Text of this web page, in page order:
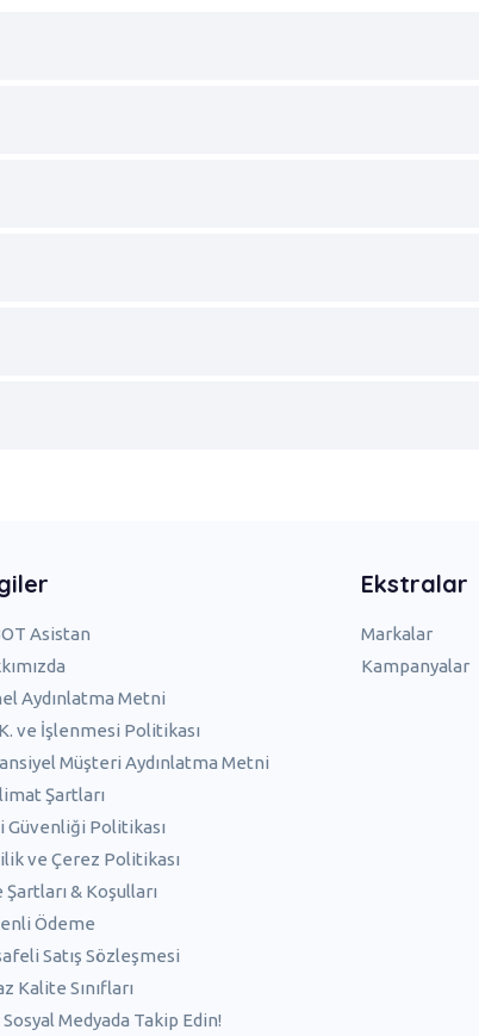
Asistan
Aydınlatma Metni
ve İşlenmesi Politikası
Müşteri Aydınlatma Metni
Şartları
Güvenliği Politikası
ve Çerez Politikası
Şartları & Koşulları
Ödeme
Satış Sözleşmesi
Kalite Sınıfları
Medyada Takip Edin!
Ekstralar
Markalar
Kampanyalar